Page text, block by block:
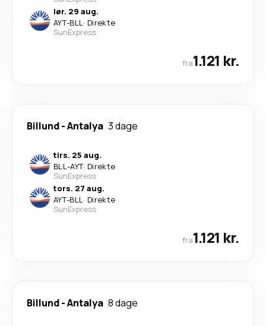
lør. 29 aug.
AYT-BLL· Direkte
SunExpress
fra1.121 kr.
Billund-Antalya 3 dage
tirs. 25 aug.
BLL-AYT· Direkte
SunExpress
tors. 27 aug.
AYT-BLL· Direkte
SunExpress
fra1.121 kr.
Billund-Antalya 8 dage